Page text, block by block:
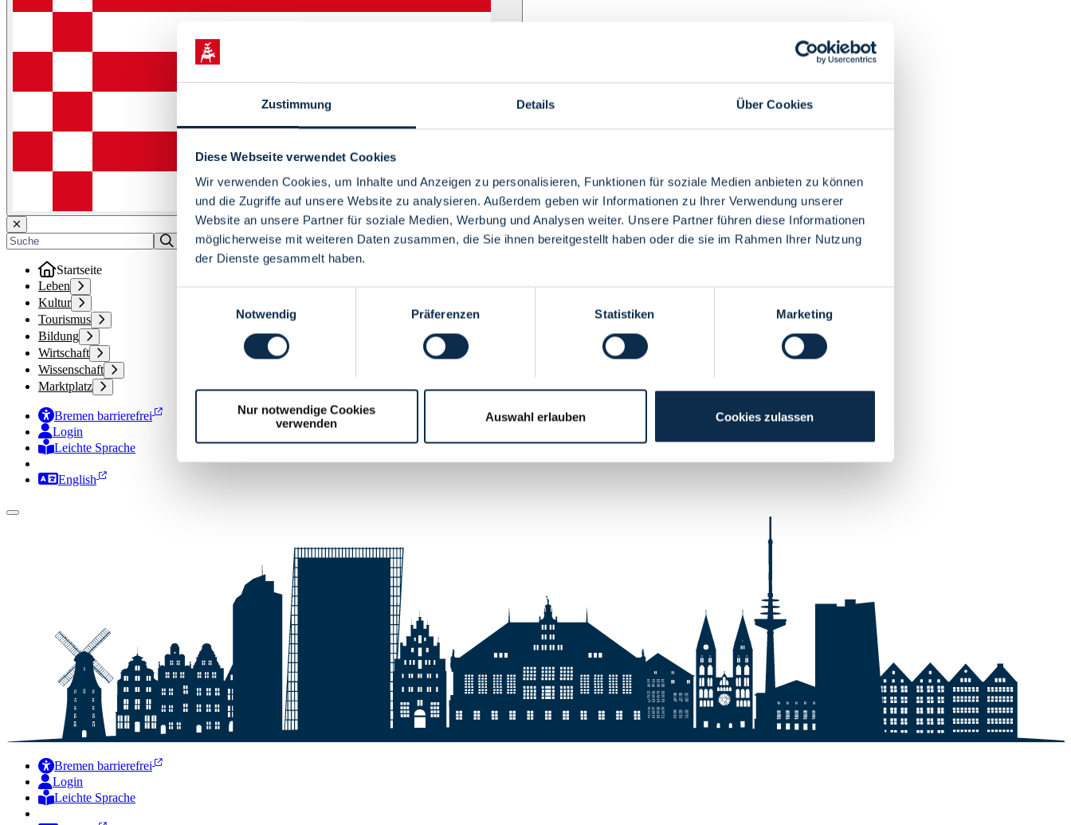
Zustimmung Details Über Cookies
Diese Webseite verwendet Cookies
Wir verwenden Cookies, um Inhalte und Anzeigen zu personalisieren, Funktionen für soziale Medien anbieten zu können
und die Zugriffe auf unsere Website zu analysieren. Außerdem geben wir Informationen zu Ihrer Verwendung unserer
Website an unsere Partner für soziale Medien, Werbung und Analysen weiter. Unsere Partner führen diese Informationen
möglicherweise mit weiteren Daten zusammen, die Sie ihnen bereitgestellt haben oder die sie im Rahmen Ihrer Nutzung
der Dienste gesammelt haben.
Notwendig
Präferenzen Statistiken Marketing
Nur notwendige Cookies
verwenden
Auswahl erlauben Cookies zulassen
Menü
Startseite
Leben
Kultur
Tourismus
Bildung
Wirtschaft
Wissenschaft
Marktplatz
Bremen barrierefrei
Login
Leichte Sprache
Zur Deutschen Gebärdensprache
English
Bremen barrierefrei
Login
Leichte Sprache